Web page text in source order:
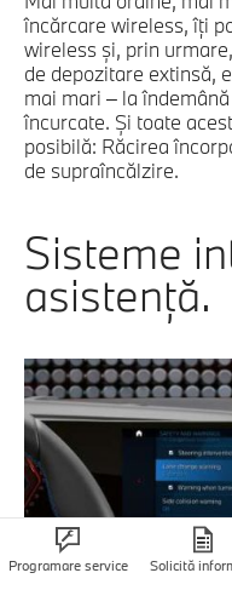
încărcare wireless, îţi
wireless şi, prin
de depozitare extinsă,
mai mari – la
încurcate. Şi toate
posibilă: Răcirea
de supraîncălzire.
Sisteme
asistenţă.
Programare service Solicită